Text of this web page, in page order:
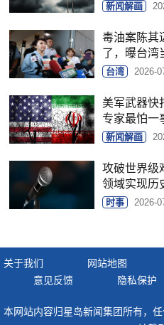
新闻解画
毒油案陈其
了，曝台湾
台湾 2026-
美军武器快
专家最怕一
新闻解画
攻破世界级
领域实现历
时事 2026-
关于我们 网站地图
意见反馈
隐私保护
本网站内容归星岛新闻集团所有，